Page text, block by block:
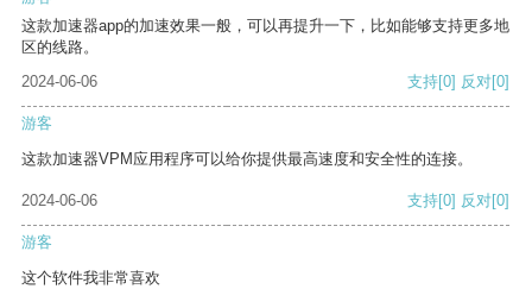
这款加速器app的加速效果一般，可以再提升一下，比如能够支持更多地
区的线路。
2024-06-06
支持[0] 反对[0]
游客
这款加速器VPM应用程序可以给你提供最高速度和安全性的连接。
2024-06-06 支持[0] 反对[0]
游客
这个软件我非常喜欢